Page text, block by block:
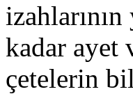
kadar ayet
çetelerin